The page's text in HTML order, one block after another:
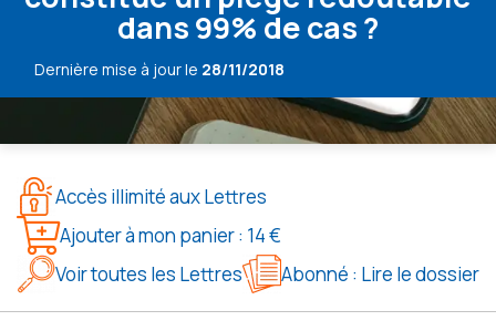
dans 99% de cas ?
Dernière mise à jour le 28/11/2018
Accès illimité aux Lettres
Ajouter à mon panier : 14 €
Voir toutes les Lettres
Abonné : Lire le dossier